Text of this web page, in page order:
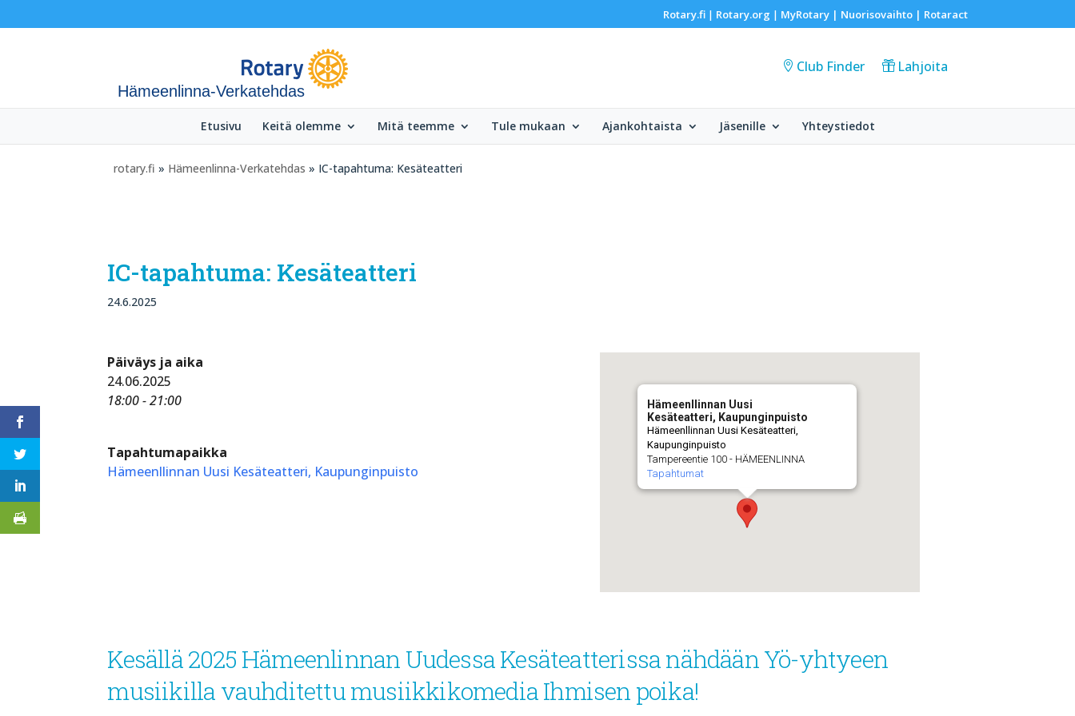
Rotary.fi| Rotary.org | MyRotary | Nuorisovaihto| Rotaract
Hämeenlinna-Verkatehdas
Club Finder Lahjoita
Etusivu Keitä olemme Mitä teemme Tule mukaan Ajankohtaista Jäsenille Yhteystiedot
rotary.fi » Hämeenlinna-Verkatehdas » IC-tapahtuma: Kesäteatteri
IC-tapahtuma: Kesäteatteri
24.6.2025
Hämeenllinnan Uusi
Kesäteatteri, Kaupunginpuisto
Hämeenllinnan Uusi Kesäteatteri,
Kaupunginpuisto
Tampereentie 100 - HÄMEENLINNA
Tapahtumat
Päiväys ja aika
24.06.2025
18:00 - 21:00
Tapahtumapaikka
Hämeenllinnan Uusi Kesäteatteri, Kaupunginpuisto
Kesällä 2025 Hämeenlinnan Uudessa Kesäteatterissa nähdään Yö-yhtyeen
musiikilla vauhditettu musiikkikomedia Ihmisen poika!